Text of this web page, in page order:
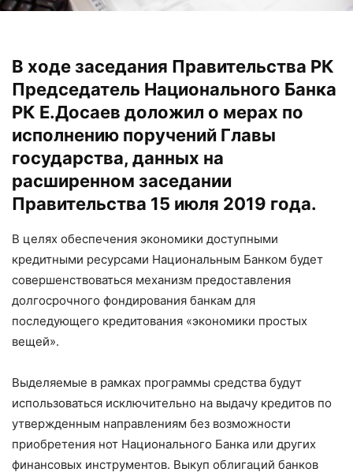
В ходе заседания Правительства РК
Председатель Национального Банка
РК Е.Досаев доложил о мерах по
исполнению поручений Главы
государства, данных на
расширенном заседании
Правительства 15 июля 2019 года.
В целях обеспечения экономики доступными
кредитными ресурсами Национальным Банком будет
совершенствоваться механизм предоставления
долгосрочного фондирования банкам для
последующего кредитования «экономики простых
вещей».
Выделяемые в рамках программы средства будут
использоваться исключительно на выдачу кредитов по
утвержденным направлениям без возможности
приобретения нот Национального Банка или других
финансовых инструментов. Выкуп облигаций банков